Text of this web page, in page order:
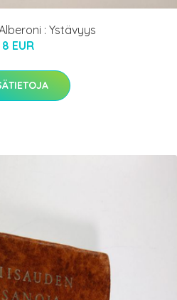
: Ystävyys
8 EUR